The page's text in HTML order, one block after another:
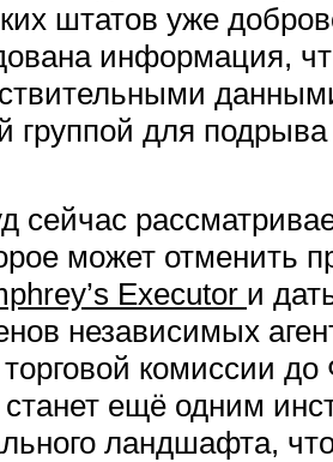
штатов уже
информация,
группой для подрыва
сейчас
может отменить
Executor и
независимых
комиссии
ещё одним
ландшафта,